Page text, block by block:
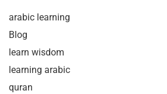
arabic learning
Blog
learn wisdom
learning arabic
quran